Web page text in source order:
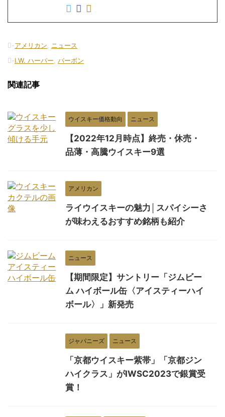
-アメリカン, ニュース
-I.W. ハーパー, バーボン
関連記事
ウイスキー価格動向 ニュース
【2022年12月時点】終売・休売・
品薄・高騰ウイスキー9選
アメリカン
ライウイスキーの魅力│スパイシーさ
が味わえるおすすめ銘柄も紹介
ニュース
【期間限定】サントリー「ジムビー
ム ハイボール缶〈アイスティーハイ
ボール〉」新発売
ジャパニーズ ニュース
「京都ウイスキー紫帯」「京都ジン
ハイクラス」がIWSC2023で銀賞受
賞！